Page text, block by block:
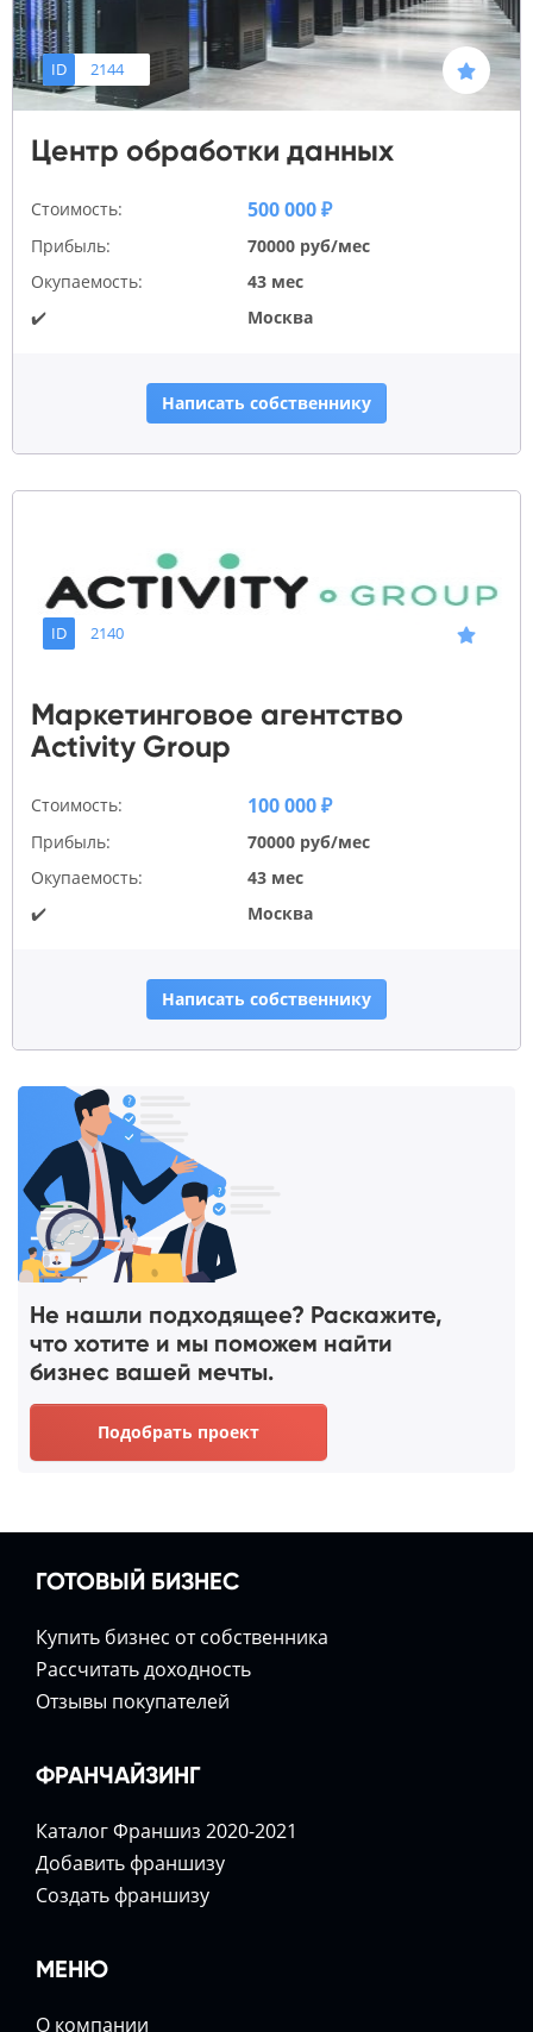
ID 2144
Центр обработки данных
Стоимость: 500 000 ₽
Прибыль:
70000 руб/мес
Окупаемость:
43 мес
✔️
Москва
Написать собственнику
ID 2140
Маркетинговое агентство
Activity Group
Стоимость: 100 000 ₽
Прибыль:
70000 руб/мес
Окупаемость:
43 мес
✔️
Москва
Написать собственнику
Не нашли подходящее? Раскажите,
что хотите и мы поможем найти
бизнес вашей мечты.
Подобрать проект
ГОТОВЫЙ БИЗНЕС
Купить бизнес от собственника
Расcчитать доходность
Отзывы покупателей
ФРАНЧАЙЗИНГ
Каталог Франшиз 2020-2021
Добавить франшизу
Создать франшизу
МЕНЮ
О компании